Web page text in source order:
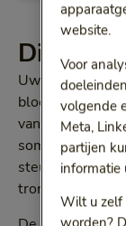
Dit
Uw slagaders
bloed door uw
van lymfevocht
soms doen ze
steunkousen of
trombose of
website.
Voor
volgende
Meta,
partijen
informatie
Wilt u zelf